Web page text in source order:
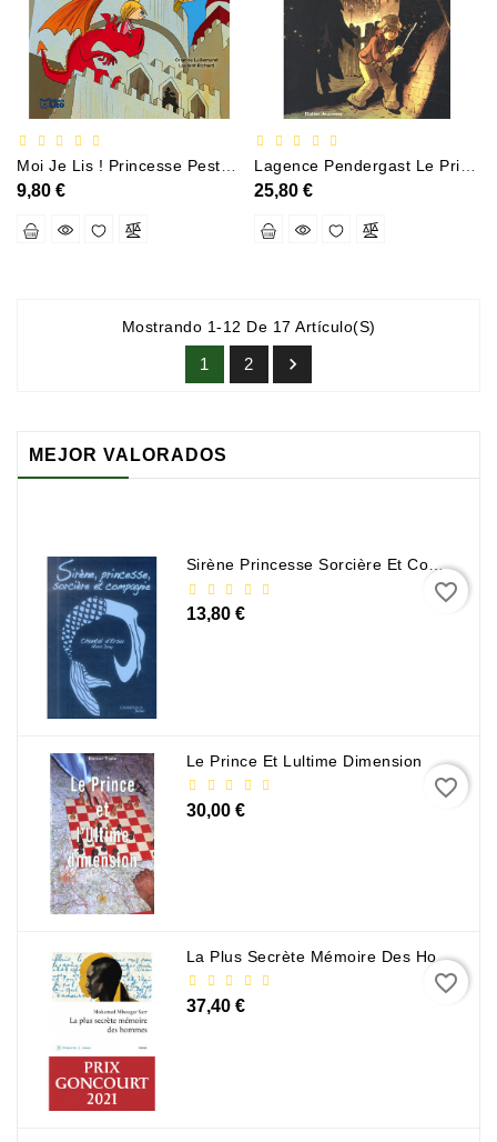
Moi Je Lis ! Princesse Pestouille Et Jolicoeur Le Dragon Vol Au Château
9,80 €
Lagence Pendergast Le Prince Des Ténèbres
25,80 €
Mostrando 1-12 De 17 Artículo(s)
1 2 
MEJOR VALORADOS
Sirène Princesse Sorcière Et Compagnie
13,80 €
favorite_border
Le Prince Et Lultime Dimension
30,00 €
favorite_border
La Plus Secrète Mémoire Des Hommes - Mohamed Mbougar Sarr
37,40 €
favorite_border